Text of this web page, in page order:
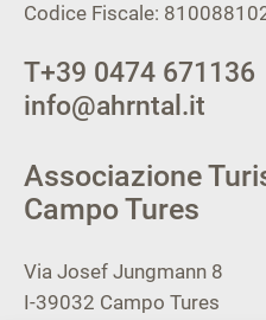
Codice Fiscale:
T+39 0474 671136
info@ahrntal.it
Associazione
Campo Tures
Via Josef Jungmann 8
I-39032 Campo Tures